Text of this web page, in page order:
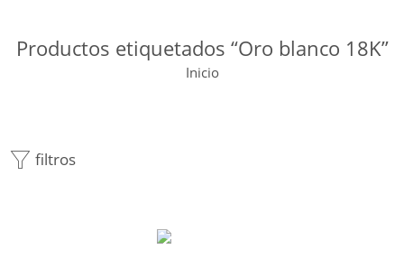
Productos etiquetados “Oro blanco 18K”
Inicio
filtros